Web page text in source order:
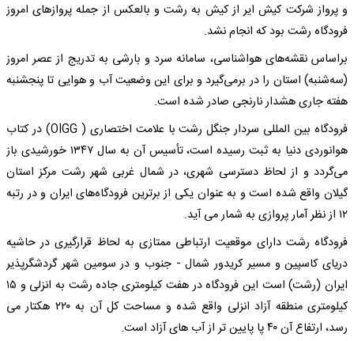
و پرواز شرکت کیش ایر از کیش به رشت و بالعکس از جمله پروازهای امروز
فرودگاه رشت بود که انجام نشد.
براساس نقشه‌های هواشناسی، سامانه سرد و بارشی به تدریج از عصر امروز
(سه‌شنبه) استان را در برمی‌گیرد و برای این وضعیت آب و هوایی تا پنجشنبه
هفته جاری هشدار نارنجی صادر شده است.
فرودگاه بین المللی سردار جنگل رشت با علامت اختصاری ( OIGG) در کتاب
هوانوردی دنیا به ثبت رسیده است، تأسیس آن به سال ۱۳۴۷ خورشیدی باز
می‌گردد و از لحاظ دسترسی شهری، در شمال غربی شهر رشت مرکز استان
گیلان واقع شده است و به عنوان یکی از برترین فرودگاه‌های ایران و در رتبه
۱۲ از نظر آمار پروازی به شمار می آید.
فرودگاه رشت دارای موقعیت ارتباطی ممتازی به لحاظ قرارگیری در حاشیه
دریای کاسپین و مسیر کریدور شمال - جنوب و در سومین شهر گردشگرپذیر
ایران (رشت) است این فرودگاه در هفت کیلومتری جاده رشت به انزلی و ۱۵
کیلومتری منطقه آزاد انزلی واقع شده و مساحت کل آن به ۲۲۰ هکتار می
رسد، ارتفاع آن ۴۰ پا پایین تر از آب های آزاد است.